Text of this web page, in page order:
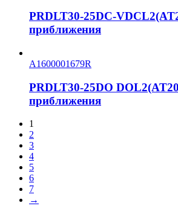
PRDLT30-25DC-
приближения
A1600001679R
PRDLT30-25DO
приближения
1
2
3
4
5
6
7
→